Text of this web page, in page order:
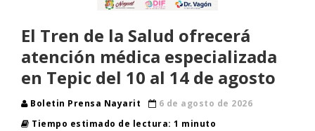
El Tren de la Salud ofrecerá
atención médica especializada
en Tepic del 10 al 14 de agosto
Boletin Prensa Nayarit
6 de agosto de 2026
Tiempo estimado de lectura: 1 minuto